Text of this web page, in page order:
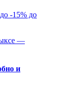
-15% до
и